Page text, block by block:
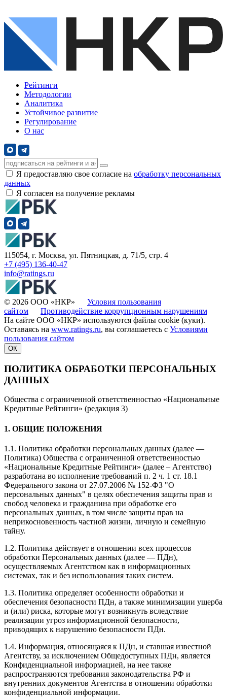
Рейтинги
Методологии
Аналитика
Устойчивое развитие
Регулирование
О нас
Я предоставляю свое согласие на обработку персональных
данных
Я согласен на получение рекламы
115054, г. Москва, ул. Пятницкая, д. 71/5, стр. 4
+7 (495) 136-40-47
info@ratings.ru
© 2026 ООО «НКР» Условия пользования
сайтом
Противодействие коррупционным нарушениям
На сайте ООО «НКР» используются файлы cookie (куки).
Оставаясь на www.ratings.ru, вы соглашаетесь с Условиями
пользования сайтом
ОК
ПОЛИТИКА ОБРАБОТКИ ПЕРСОНАЛЬНЫХ
ДАННЫХ
Общества с ограниченной ответственностью «Национальные
Кредитные Рейтинги» (редакция 3)
1. ОБЩИЕ ПОЛОЖЕНИЯ
1.1. Политика обработки персональных данных (далее —
Политика) Общества с ограниченной ответственностью
«Национальные Кредитные Рейтинги» (далее – Агентство)
разработана во исполнение требований п. 2 ч. 1 ст. 18.1
Федерального закона от 27.07.2006 № 152-ФЗ "О
персональных данных" в целях обеспечения защиты прав и
свобод человека и гражданина при обработке его
персональных данных, в том числе защиты прав на
неприкосновенность частной жизни, личную и семейную
тайну.
1.2. Политика действует в отношении всех процессов
обработки Персональных данных (далее — ПДн),
осуществляемых Агентством как в информационных
системах, так и без использования таких систем.
1.3. Политика определяет особенности обработки и
обеспечения безопасности ПДн, а также минимизации ущерба
и (или) риска, которые могут возникнуть вследствие
реализации угроз информационной безопасности,
приводящих к нарушению безопасности ПДн.
1.4. Информация, относящаяся к ПДн, и ставшая известной
Агентству, за исключением Общедоступных ПДн, является
Конфиденциальной информацией, на нее также
распространяются требования законодательства РФ и
внутренних документов Агентства в отношении обработки
конфиденциальной информации.